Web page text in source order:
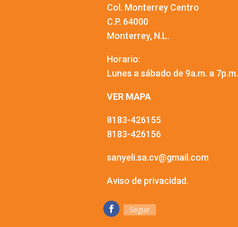
Col. Monterrey Centro
C.P. 64000
Monterrey, N.L.
Horario:
Lunes a sábado de 9a.m. a 7p.m.
VER MAPA
8183-426155
8183-426156
sanyeli.sa.cv@gmail.com
Aviso de privacidad.
Seguir